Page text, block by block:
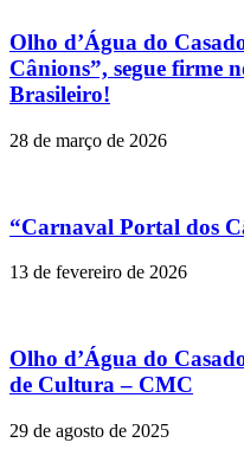
Olho d’Água do
Cânions”, segue firme
Brasileiro!
28 de março de 2026
“Carnaval Portal dos
13 de fevereiro de 2026
Olho d’Água do
de Cultura – CMC
29 de agosto de 2025